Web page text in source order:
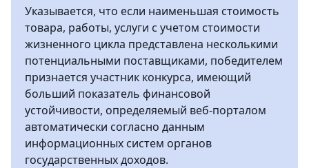
Указывается, что если наименьшая стоимость
товара, работы, услуги с учетом стоимости
жизненного цикла представлена несколькими
потенциальными поставщиками, победителем
признается участник конкурса, имеющий
больший показатель финансовой
устойчивости, определяемый веб-порталом
автоматически согласно данным
информационных систем органов
государственных доходов.